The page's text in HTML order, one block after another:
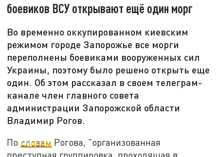
боевиков ВСУ открывают ещё один морг
Во временно оккупированном киевским
режимом городе Запорожье все морги
переполнены боевиками вооруженных сил
Украины, поэтому было решено открыть еще
один. Об этом рассказал в своем телеграм-
канале член главного совета
администрации Запорожской области
Владимир Рогов.
По словам Рогова, "организованная
преступная группировка, проходящая в